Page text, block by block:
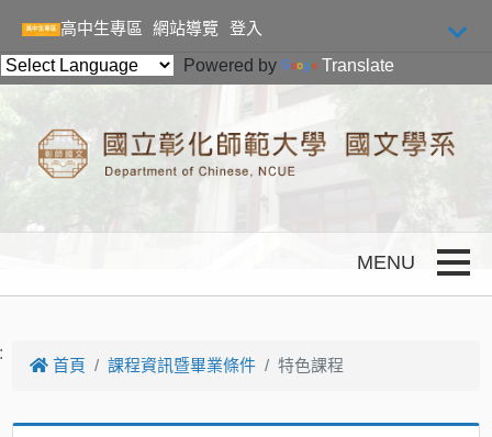
高中生專區
網站導覽
登入
Powered by
Translate
首頁 課程資訊暨畢業條件 特色課程